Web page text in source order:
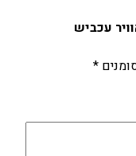
עכביש
*